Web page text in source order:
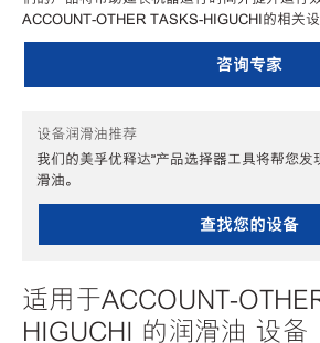
ACCOUNT-OTHER TASKS-HIGUCHI的相关
咨询专家
设备润滑油推荐
我们的美孚优释达℠产品选择器工具将帮您发
滑油。
查找您的设备
适用于ACCOUNT-
HIGUCHI 的润滑油 设备